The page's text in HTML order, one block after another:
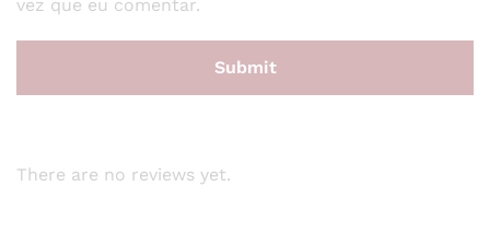
vez que eu comentar.
There are no reviews yet.